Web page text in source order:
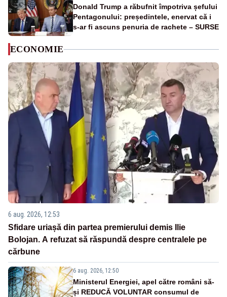
Donald Trump a răbufnit împotriva șefului
Pentagonului: președintele, enervat că i
s-ar fi ascuns penuria de rachete – SURSE
ECONOMIE
6 aug. 2026, 12:53
Sfidare uriașă din partea premierului demis Ilie
Bolojan. A refuzat să răspundă despre centralele pe
cărbune
6 aug. 2026, 12:50
Ministerul Energiei, apel către români să-
și REDUCĂ VOLUNTAR consumul de